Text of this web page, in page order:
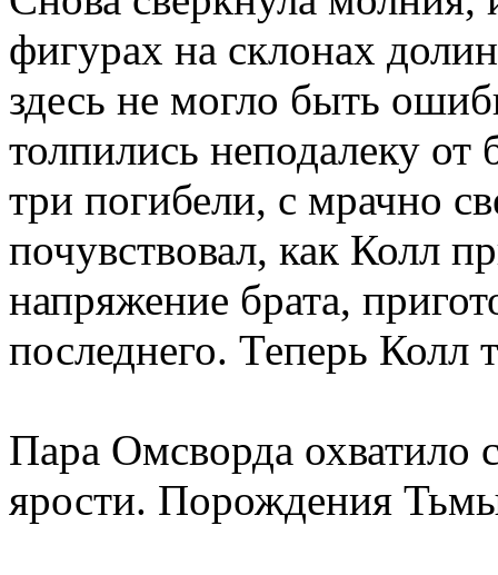
фигурах на склонах
здесь не могло быть
толпились неподалеку от
три погибели, с мрачно
почувствовал, как Колл
напряжение брата,
последнего. Теперь Колл
Пара Омсворда охватило
ярости. Порождения